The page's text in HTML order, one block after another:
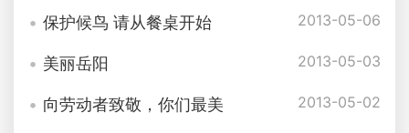
保护候鸟 请从餐桌开始 2013-05-06
美丽岳阳 2013-05-03
向劳动者致敬，你们最美 2013-05-02